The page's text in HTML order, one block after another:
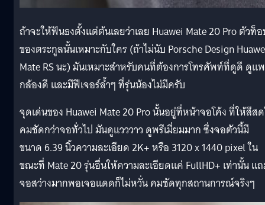
ถ้าจะให้ฟันธงตั้งแต่ต้นเลยว่าเลย Huawei Mate 20 Pro ตัวท็
ของตระกูลนั้นเหมาะกับใคร (ถ้าไม่นับ Porsche Design
Mate RS นะ) มันเหมาะสำหรับคนที่ต้องการโทรศัพท์ที่ดูดี ดูแ
กล้องดี และมีฟีเจอร์ล้ำๆ ที่รุ่นน้องไม่มีครับ
จุดเด่นของ Huawei Mate 20 Pro นั้นอยู่ที่หน้าจอโค้ง ที่ให้สีส
คมชัดกว่าจอทั่วไป มันดูแวววาว ดูพรีเมี่ยมมาก ซึ่งจอตัวนี้มี
ขนาด 6.39 นิ้วความละเอียด 2K+ หรือ 3120 x 1440 pixel ใน
ขณะที่ Mate 20 รุ่นอื่นให้ความละเอียดแค่ FullHD+ เท่านั้น แ
จอสว่างมากพอเจอแดดก็ไม่หวั่น คมชัดทุกสถานการณ์จริงๆ